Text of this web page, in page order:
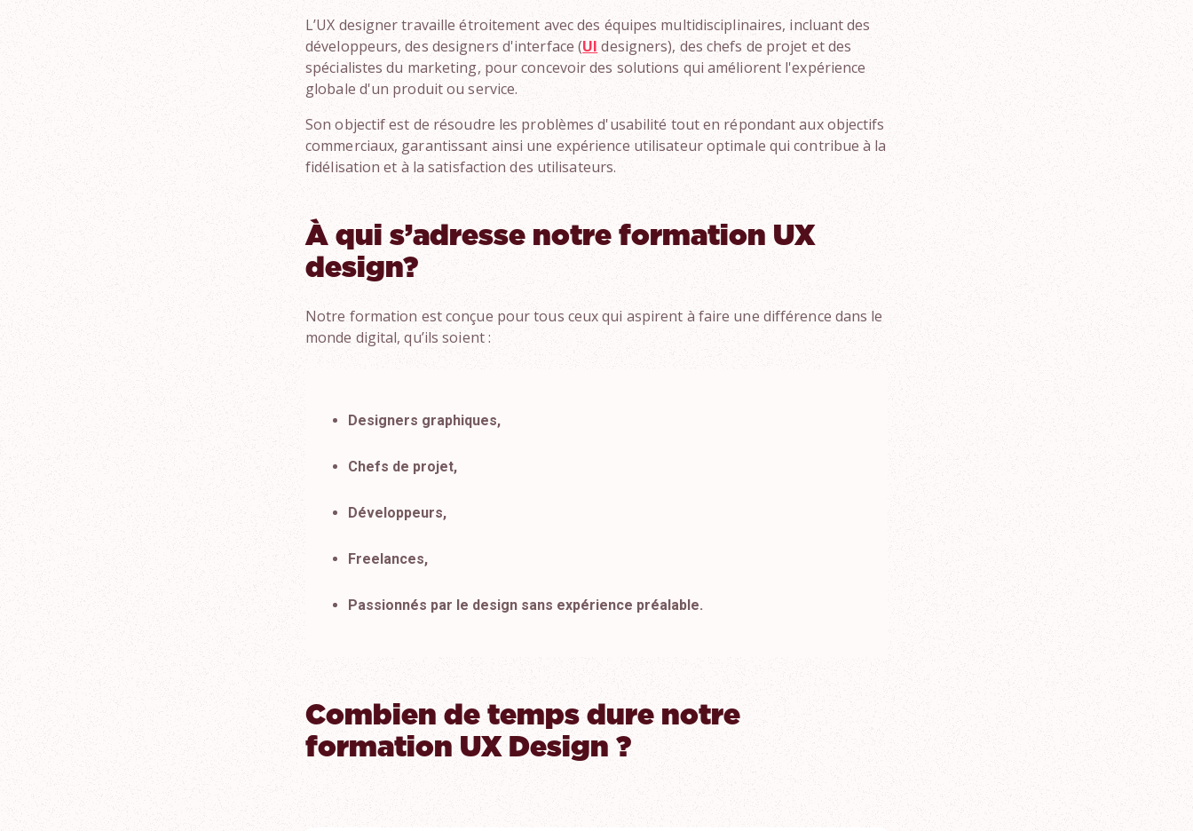
L’UX designer travaille étroitement avec des équipes multidisciplinaires, incluant des
développeurs, des designers d'interface (UI designers), des chefs de projet et des
spécialistes du marketing, pour concevoir des solutions qui améliorent l'expérience
globale d'un produit ou service.
Son objectif est de résoudre les problèmes d'usabilité tout en répondant aux objectifs
commerciaux, garantissant ainsi une expérience utilisateur optimale qui contribue à la
fidélisation et à la satisfaction des utilisateurs.
À qui s’adresse notre formation UX
design?
Notre formation est conçue pour tous ceux qui aspirent à faire une différence dans le
monde digital, qu’ils soient :
Designers graphiques,
Chefs de projet,
Développeurs,
Freelances,
Passionnés par le design sans expérience préalable.
Combien de temps dure notre
formation UX Design ?